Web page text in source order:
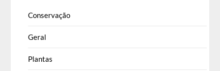
Conservação
Geral
Plantas